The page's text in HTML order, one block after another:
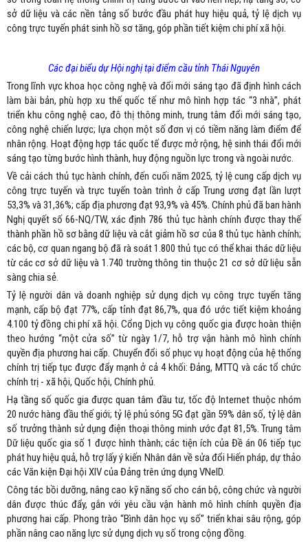
sở dữ liệu và các nền tảng số bước đầu phát huy hiệu quả, tỷ lệ dịch vụ
công trực tuyến phát sinh hồ sơ tăng, góp phần tiết kiệm chi phí xã hội.
Các đại biểu dự Hội nghị tại điểm cầu tỉnh Thái Nguyên
Trong lĩnh vực khoa học công nghệ và đổi mới sáng tạo đã định hình cách
làm bài bản, phù hợp xu thế quốc tế như mô hình hợp tác “3 nhà”, phát
triển khu công nghệ cao, đô thị thông minh, trung tâm đổi mới sáng tạo,
công nghệ chiến lược; lựa chọn một số đơn vị có tiềm năng làm điểm để
nhân rộng. Hoạt động hợp tác quốc tế được mở rộng, hệ sinh thái đổi mới
sáng tạo từng bước hình thành, huy động nguồn lực trong và ngoài nước.
Về cải cách thủ tục hành chính, đến cuối năm 2025, tỷ lệ cung cấp dịch vụ
công trực tuyến và trực tuyến toàn trình ở cấp Trung ương đạt lần lượt
53,3% và 31,36%; cấp địa phương đạt 93,9% và 45%. Chính phủ đã ban hành
Nghị quyết số 66-NQ/TW, xác định 786 thủ tục hành chính được thay thế
thành phần hồ sơ bằng dữ liệu và cắt giảm hồ sơ của 8 thủ tục hành chính;
các bộ, cơ quan ngang bộ đã rà soát 1.800 thủ tục có thể khai thác dữ liệu
từ các cơ sở dữ liệu và 1.740 trường thông tin thuộc 21 cơ sở dữ liệu sẵn
sàng chia sẻ.
Tỷ lệ người dân và doanh nghiệp sử dụng dịch vụ công trực tuyến tăng
mạnh, cấp bộ đạt 77%, cấp tỉnh đạt 86,7%, qua đó ước tiết kiệm khoảng
4.100 tỷ đồng chi phí xã hội. Cổng Dịch vụ công quốc gia được hoàn thiện
theo hướng “một cửa số” từ ngày 1/7, hỗ trợ vận hành mô hình chính
quyền địa phương hai cấp. Chuyển đổi số phục vụ hoạt động của hệ thống
chính trị tiếp tục được đẩy mạnh ở cả 4 khối: Đảng, MTTQ và các tổ chức
chính trị - xã hội, Quốc hội, Chính phủ.
Hạ tầng số quốc gia được quan tâm đầu tư, tốc độ Internet thuộc nhóm
20 nước hàng đầu thế giới; tỷ lệ phủ sóng 5G đạt gần 59% dân số, tỷ lệ dân
số trưởng thành sử dụng điện thoại thông minh ước đạt 81,5%. Trung tâm
Dữ liệu quốc gia số 1 được hình thành; các tiện ích của Đề án 06 tiếp tục
phát huy hiệu quả, hỗ trợ lấy ý kiến Nhân dân về sửa đổi Hiến pháp, dự thảo
các Văn kiện Đại hội XIV của Đảng trên ứng dụng VNeID.
Công tác bồi dưỡng, nâng cao kỹ năng số cho cán bộ, công chức và người
dân được thúc đẩy, gắn với yêu cầu vận hành mô hình chính quyền địa
phương hai cấp. Phong trào “Bình dân học vụ số” triển khai sâu rộng, góp
phần nâng cao năng lực sử dụng dịch vụ số trong cộng đồng.